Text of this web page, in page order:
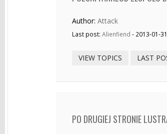
Author: Attack
Last post: Alienfiend - 2013-01-
VIEW TOPICS LAST
PO DRUGIEJ STRONIE